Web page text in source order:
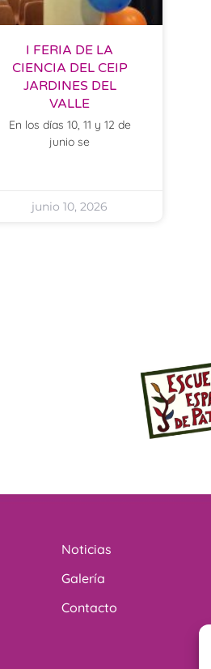
I FERIA DE LA
CIENCIA DEL CEIP
JARDINES DEL
VALLE
En los días 10, 11 y 12 de
junio se
junio 10, 2026
Noticias
Galería
Contacto